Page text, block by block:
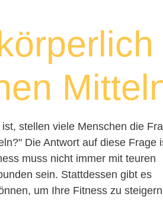
stellen viele Menschen die
Die Antwort auf diese Frage
muss nicht immer mit teuren
sein. Stattdessen gibt es
um Ihre Fitness zu